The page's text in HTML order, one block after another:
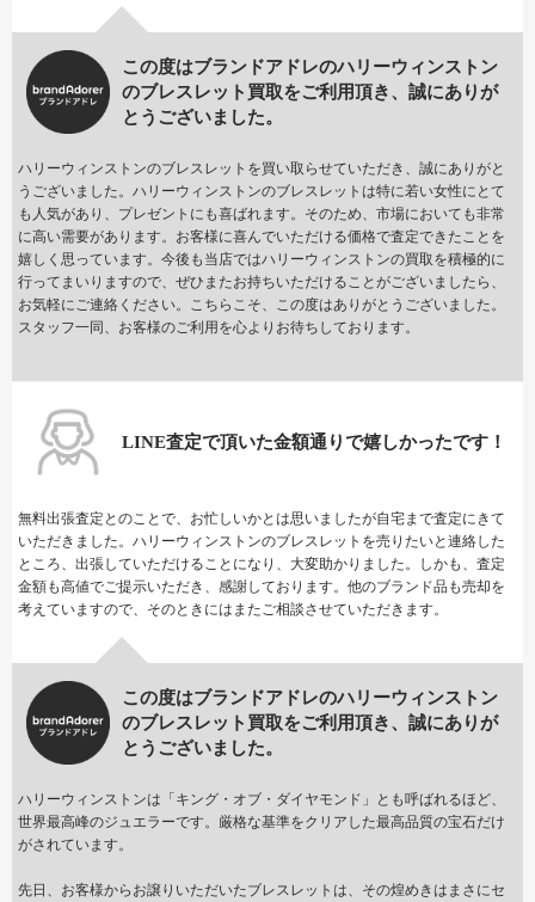
この度はブランドアドレのハリーウィンストン
のブレスレット買取をご利用頂き、誠にありが
とうございました。
ハリーウィンストンのブレスレットを買い取らせていただき、誠にありがと
うございました。ハリーウィンストンのブレスレットは特に若い女性にとて
も人気があり、プレゼントにも喜ばれます。そのため、市場においても非常
に高い需要があります。お客様に喜んでいただける価格で査定できたことを
嬉しく思っています。今後も当店ではハリーウィンストンの買取を積極的に
行ってまいりますので、ぜひまたお持ちいただけることがございましたら、
お気軽にご連絡ください。こちらこそ、この度はありがとうございました。
スタッフ一同、お客様のご利用を心よりお待ちしております。
LINE査定で頂いた金額通りで嬉しかったです！
無料出張査定とのことで、お忙しいかとは思いましたが自宅まで査定にきて
いただきました。ハリーウィンストンのブレスレットを売りたいと連絡した
ところ、出張していただけることになり、大変助かりました。しかも、査定
金額も高値でご提示いただき、感謝しております。他のブランド品も売却を
考えていますので、そのときにはまたご相談させていただきます。
この度はブランドアドレのハリーウィンストン
のブレスレット買取をご利用頂き、誠にありが
とうございました。
ハリーウィンストンは「キング・オブ・ダイヤモンド」とも呼ばれるほど、
世界最高峰のジュエラーです。厳格な基準をクリアした最高品質の宝石だけ
がされています。
先日、お客様からお譲りいただいたブレスレットは、その煌めきはまさにセ